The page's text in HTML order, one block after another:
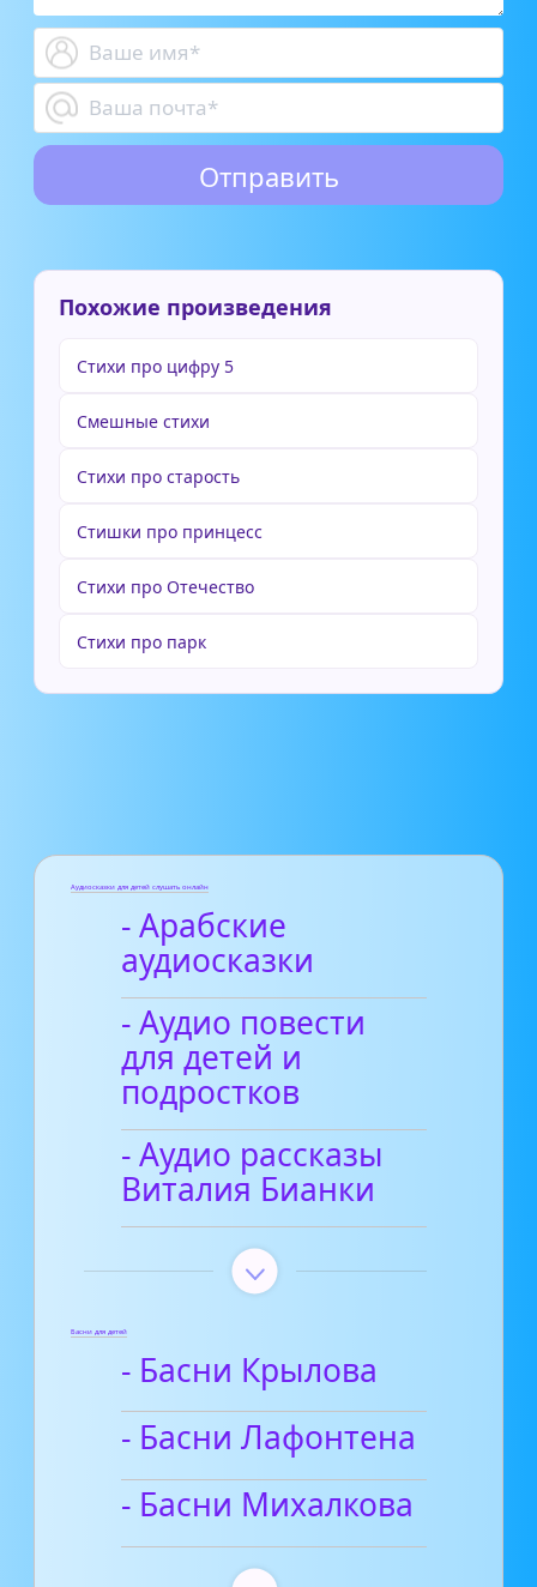
Похожие произведения
Стихи про цифру 5
Смешные стихи
Стихи про старость
Стишки про принцесс
Стихи про Отечество
Стихи про парк
Аудиосказки для детей слушать онлайн
- Арабские
аудиосказки
- Аудио повести
для детей и
подростков
- Аудио рассказы
Виталия Бианки
Басни для детей
- Басни Крылова
- Басни Лафонтена
- Басни Михалкова